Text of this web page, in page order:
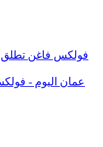
فولكس فاغن تطلق